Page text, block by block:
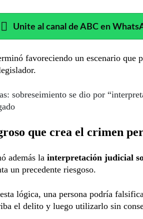
Unite al canal de ABC en
favoreciendo un escenario que
sobreseimiento se dio por
que crea el crimen
además la interpretación judicial
un precedente riesgoso.
lógica, una persona podría
el delito y luego utilizarlo sin